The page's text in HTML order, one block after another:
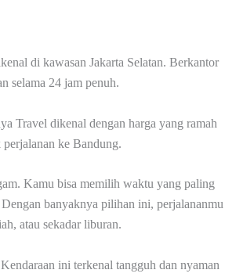
di kawasan Jakarta Selatan. Berkantor
selama 24 jam penuh.
Travel dikenal dengan harga yang ramah
ke Bandung.
Kamu bisa memilih waktu yang paling
banyaknya pilihan ini, perjalananmu
atau sekadar liburan.
ini terkenal tangguh dan nyaman